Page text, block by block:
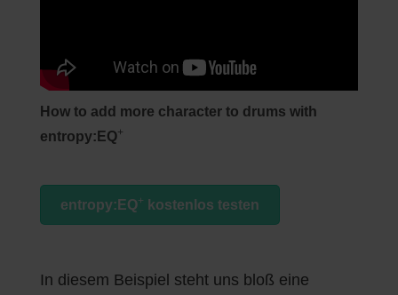
How to add more character to drums with
entropy:EQ+
entropy:EQ+ kostenlos testen
In diesem Beispiel steht uns bloß eine